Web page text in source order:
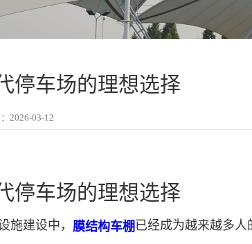
停车场的理想选择
2026-03-12
停车场的理想选择
施建设中， 膜结构车棚 已经成为越来越多